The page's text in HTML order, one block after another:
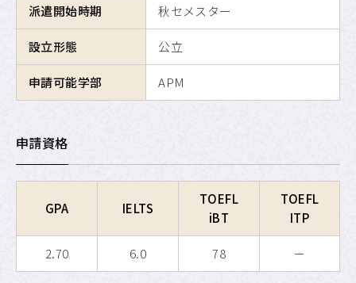
派遣開始時期 秋セメスター
設立形態 公立
申請可能学部 APM
申請資格
GPA IELTS
TOEFL
iBT
TOEFL
ITP
2.70 6.0 78 －
プライバシーポリシー
APU公式Webサイト
APU サービスラーニング・